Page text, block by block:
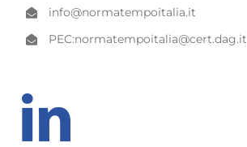
info@normatempoitalia.it
PEC:normatempoitalia@cert.dag.it